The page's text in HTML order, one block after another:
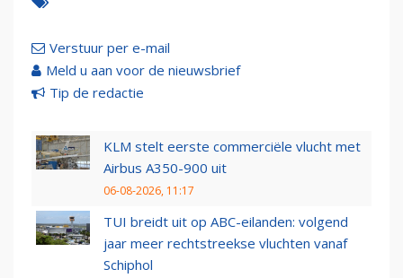
Verstuur per e-mail
Meld u aan voor de nieuwsbrief
Tip de redactie
KLM stelt eerste commerciële vlucht met
Airbus A350-900 uit
06-08-2026, 11:17
TUI breidt uit op ABC-eilanden: volgend
jaar meer rechtstreekse vluchten vanaf
Schiphol